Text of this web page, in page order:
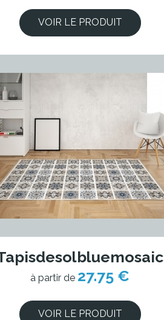
VOIR LE PRODUIT
à partir de 27.75 €
VOIR LE PRODUIT